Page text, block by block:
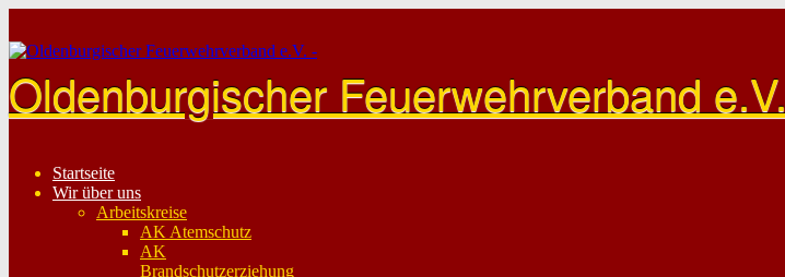
content
Oldenburgischer Feuerwehrverband e.V.
Startseite
Wir über uns
Arbeitskreise
AK Atemschutz
AK
Brandschutzerziehung